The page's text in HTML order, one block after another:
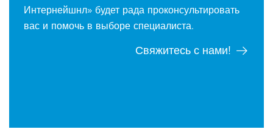
Интернейшнл» будет рада проконсультировать
вас и помочь в выборе специалиста.
Свяжитесь с нами!